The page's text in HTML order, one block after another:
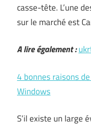
casse-tête. L’une
sur le marché est
A lire également :
4 bonnes raisons
Windows
S’il existe un large